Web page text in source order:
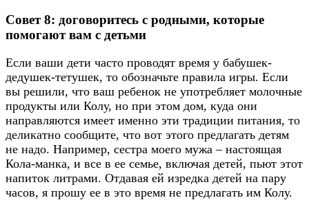
Совет 8: договоритесь с родными, которые
помогают вам с детьми
Если ваши дети часто проводят время у бабушек-
дедушек-тетушек, то обозначьте правила игры. Если
вы решили, что ваш ребенок не употребляет молочные
продукты или Колу, но при этом дом, куда они
направляются имеет именно эти традиции питания, то
деликатно сообщите, что вот этого предлагать детям
не надо. Например, сестра моего мужа – настоящая
Кола-манка, и все в ее семье, включая детей, пьют этот
напиток литрами. Отдавая ей изредка детей на пару
часов, я прошу ее в это время не предлагать им Колу.